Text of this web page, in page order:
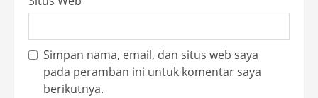
Simpan nama, email, dan situs web saya
pada peramban ini untuk komentar saya
berikutnya.